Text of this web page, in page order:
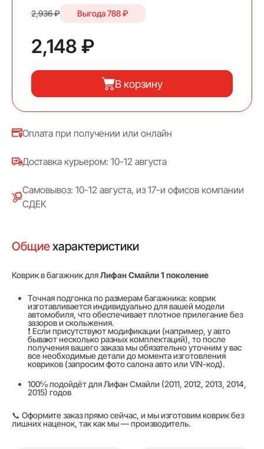
2,936 ₽ Выгода788 ₽
2,148 ₽
В корзину
Оплата при получении или онлайн
Доставка курьером: 10-12 августа
Самовывоз: 10-12 августа, из 17-и офисов компании
СДЕК
Общиехарактеристики
Коврик в багажник дляЛифан Смайли 1 поколение
Точная подгонка по размерам багажника: коврик
изготавливается индивидуально для вашей модели
автомобиля, что обеспечивает плотное прилегание без
зазоров и скольжения.
❗ Если присутствуют модификации (например, у авто
бывают несколько разных комплектаций), то после
получения вашего заказа мы обязательно уточним у вас
все необходимые детали до момента изготовления
ковриков (запросим фото салона авто или VIN-код).
100℅ подойдёт для Лифан Смайли (2011, 2012, 2013, 2014,
2015) годов
📞 Оформите заказ прямо сейчас, и мы изготовим коврик без
лишних наценок, так как мы — производитель.